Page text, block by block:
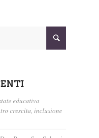
educativa
crescita, inclusione